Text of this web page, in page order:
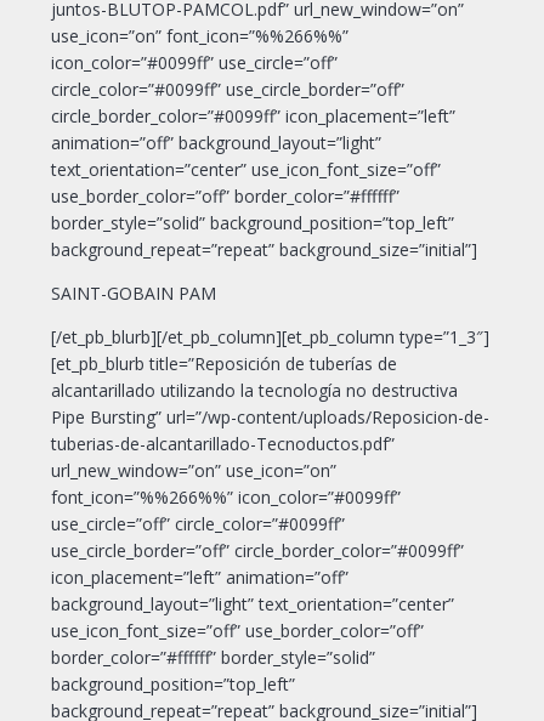
juntos-BLUTOP-PAMCOL.pdf” url_new_window=”on”
use_icon=”on” font_icon=”%%266%%”
icon_color=”#0099ff” use_circle=”off”
circle_color=”#0099ff” use_circle_border=”off”
circle_border_color=”#0099ff” icon_placement=”left”
animation=”off” background_layout=”light”
text_orientation=”center” use_icon_font_size=”off”
use_border_color=”off” border_color=”#ffffff”
border_style=”solid” background_position=”top_left”
background_repeat=”repeat” background_size=”initial”]
SAINT-GOBAIN PAM
[/et_pb_blurb][/et_pb_column][et_pb_column type=”1_3″]
[et_pb_blurb title=”Reposición de tuberías de
alcantarillado utilizando la tecnología no destructiva
Pipe Bursting” url=”/wp-content/uploads/Reposicion-de-
tuberias-de-alcantarillado-Tecnoductos.pdf”
url_new_window=”on” use_icon=”on”
font_icon=”%%266%%” icon_color=”#0099ff”
use_circle=”off” circle_color=”#0099ff”
use_circle_border=”off” circle_border_color=”#0099ff”
icon_placement=”left” animation=”off”
background_layout=”light” text_orientation=”center”
use_icon_font_size=”off” use_border_color=”off”
border_color=”#ffffff” border_style=”solid”
background_position=”top_left”
background_repeat=”repeat” background_size=”initial”]